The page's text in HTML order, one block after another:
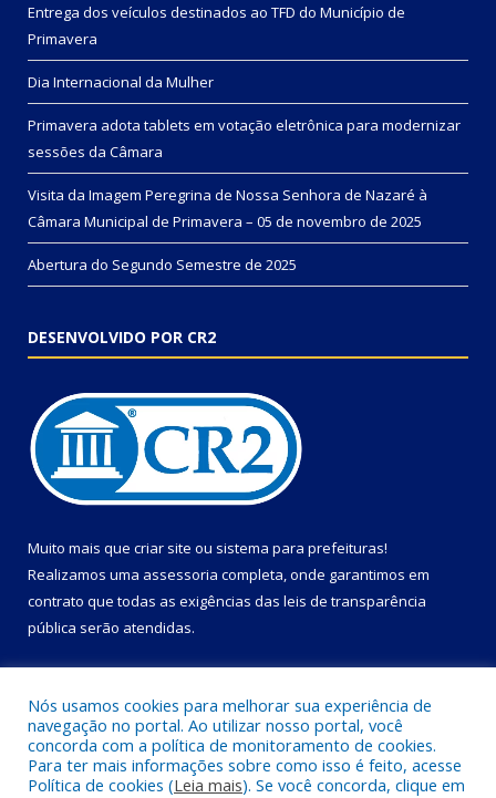
Entrega dos veículos destinados ao TFD do Município de
Primavera
Dia Internacional da Mulher
Primavera adota tablets em votação eletrônica para modernizar
sessões da Câmara
Visita da Imagem Peregrina de Nossa Senhora de Nazaré à
Câmara Municipal de Primavera – 05 de novembro de 2025
Abertura do Segundo Semestre de 2025
DESENVOLVIDO POR CR2
Muito mais que criar site ou sistema para prefeituras!
Realizamos uma assessoria completa, onde garantimos em
contrato que todas as exigências das leis de transparência
pública serão atendidas.
Todos os direitos reservados a Câmara Municipal de Primavera.
Nós usamos cookies para melhorar sua experiência de
navegação no portal. Ao utilizar nosso portal, você
concorda com a política de monitoramento de cookies.
Para ter mais informações sobre como isso é feito, acesse
Política de cookies (Leia mais). Se você concorda, clique em